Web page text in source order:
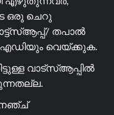
ഒരു ചെറു
തപാൽ
വെയ്ക്കുക.
വാട്സ്ആപ്പിൽ